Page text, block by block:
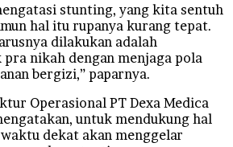
stunting, yang kita sentuh
hal itu rupanya kurang tepat.
dilakukan adalah
pra nikah dengan menjaga pola
bergizi,” paparnya.
Operasional PT Dexa Medica
untuk mendukung hal
dekat akan menggelar